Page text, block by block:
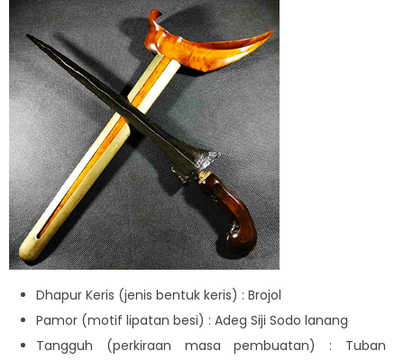
Dhapur Keris (jenis bentuk keris) : Brojol
Pamor (motif lipatan besi) : Adeg Siji Sodo lanang
Tangguh (perkiraan masa pembuatan) : Tuban